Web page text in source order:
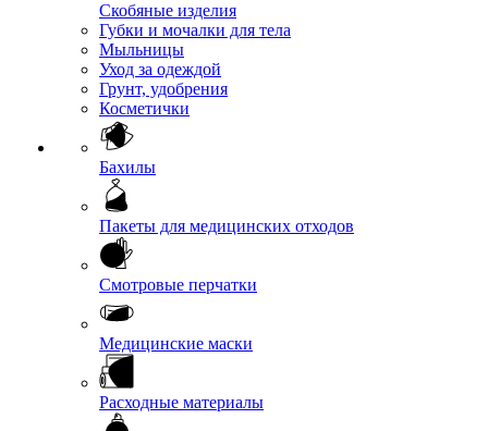
Скобяные изделия
Губки и мочалки для тела
Мыльницы
Уход за одеждой
Грунт, удобрения
Косметички
Бахилы
Пакеты для медицинских отходов
Смотровые перчатки
Медицинские маски
Расходные материалы